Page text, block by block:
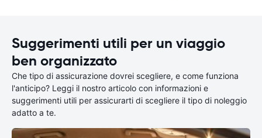
Suggerimenti utili per un viaggio
ben organizzato
Che tipo di assicurazione dovrei scegliere, e come funziona
l'anticipo? Leggi il nostro articolo con informazioni e
suggerimenti utili per assicurarti di scegliere il tipo di noleggio
adatto a te.